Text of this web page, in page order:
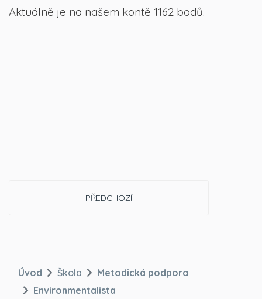
Aktuálně je na našem kontě 1162 bodů.
PŘEDCHOZÍ ČLÁNEK: RECYKLOHRANÍ -
PŘEDCHOZÍ
Úvod Škola
Metodická podpora
Environmentalista